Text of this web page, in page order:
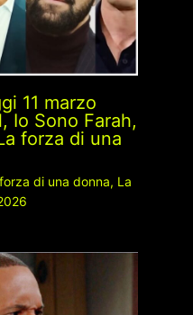
11 marzo
Io Sono Farah,
forza di una
di una donna, La